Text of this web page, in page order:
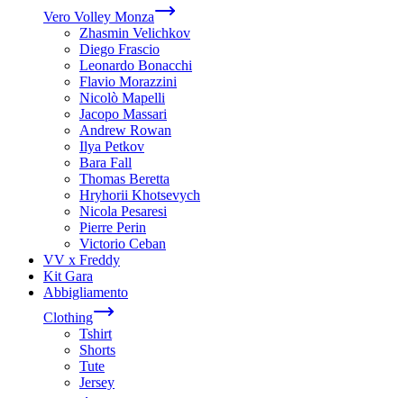
Vero Volley Monza
Zhasmin Velichkov
Diego Frascio
Leonardo Bonacchi
Flavio Morazzini
Nicolò Mapelli
Jacopo Massari
Andrew Rowan
Ilya Petkov
Bara Fall
Thomas Beretta
Hryhorii Khotsevych
Nicola Pesaresi
Pierre Perin
Victorio Ceban
VV x Freddy
Kit Gara
Abbigliamento
Clothing
Tshirt
Shorts
Tute
Jersey